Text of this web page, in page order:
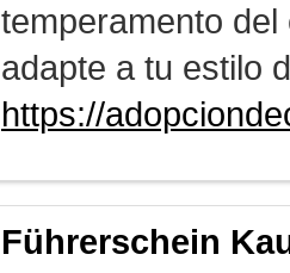
temperamento
adapte a tu estilo
https://
Führerschein